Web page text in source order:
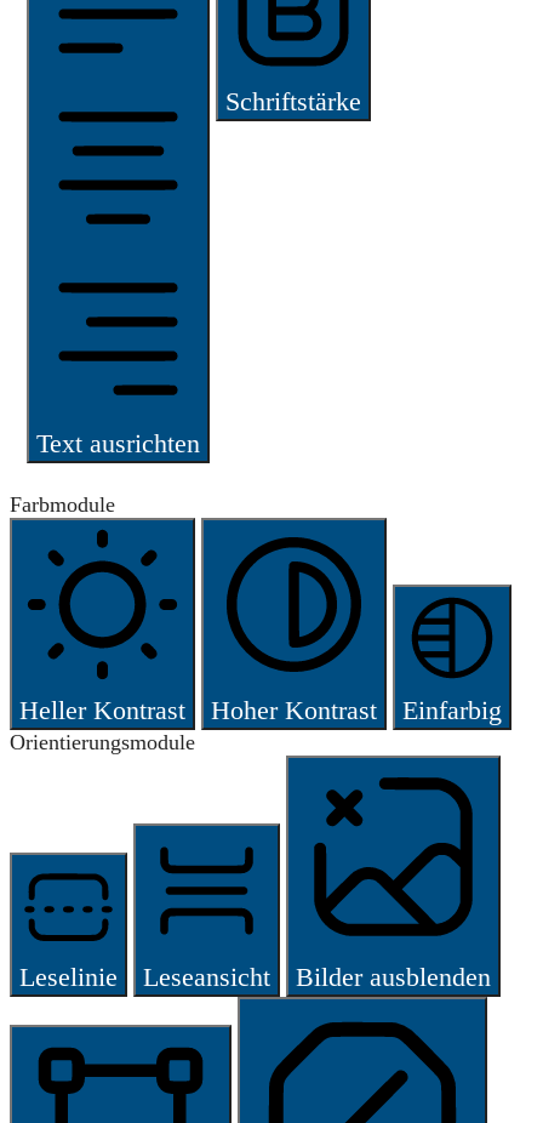
Text ausrichten
Schriftstärke
Farbmodule
Heller Kontrast Hoher Kontrast Einfarbig
Orientierungsmodule
Leselinie Leseansicht Bilder ausblenden